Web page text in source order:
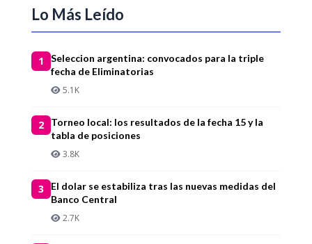
Lo Más Leído
1
Seleccion argentina: convocados para la triple
fecha de Eliminatorias
5.1K
2
Torneo local: los resultados de la fecha 15 y la
tabla de posiciones
3.8K
3
El dolar se estabiliza tras las nuevas medidas del
Banco Central
2.7K